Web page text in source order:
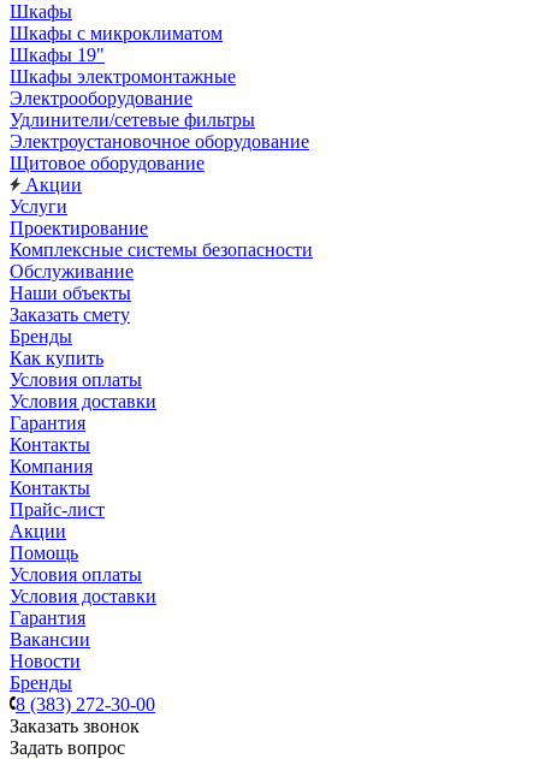
Шкафы
Шкафы с микроклиматом
Шкафы 19"
Шкафы электромонтажные
Электрооборудование
Удлинители/сетевые фильтры
Электроустановочное оборудование
Щитовое оборудование
Акции
Услуги
Проектирование
Комплексные системы безопасности
Обслуживание
Наши объекты
Заказать смету
Бренды
Как купить
Условия оплаты
Условия доставки
Гарантия
Контакты
Компания
Контакты
Прайс-лист
Акции
Помощь
Условия оплаты
Условия доставки
Гарантия
Вакансии
Новости
Бренды
8 (383) 272-30-00
Заказать звонок
Задать вопрос